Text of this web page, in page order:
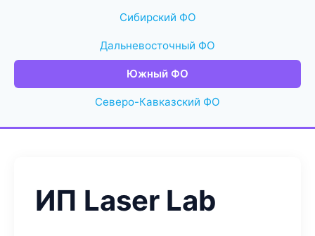
Сибирский ФО
Дальневосточный ФО
Южный ФО
Северо-Кавказский ФО
ИП Laser Lab